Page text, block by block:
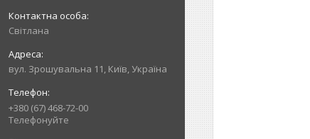
Світлана
вул. Зрошувальна 11, Київ, Україна
+380 (67) 468-72-00
Телефонуйте